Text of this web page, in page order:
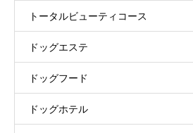
トータルビューティコース
ドッグエステ
ドッグフード
ドッグホテル